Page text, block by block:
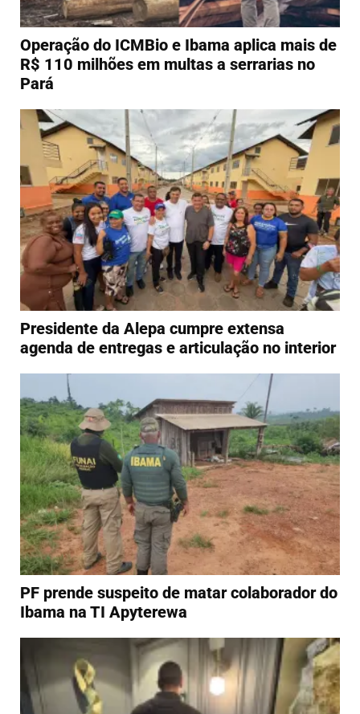
Operação do ICMBio e Ibama aplica mais de
R$ 110 milhões em multas a serrarias no
Pará
Presidente da Alepa cumpre extensa
agenda de entregas e articulação no interior
PF prende suspeito de matar colaborador do
Ibama na TI Apyterewa